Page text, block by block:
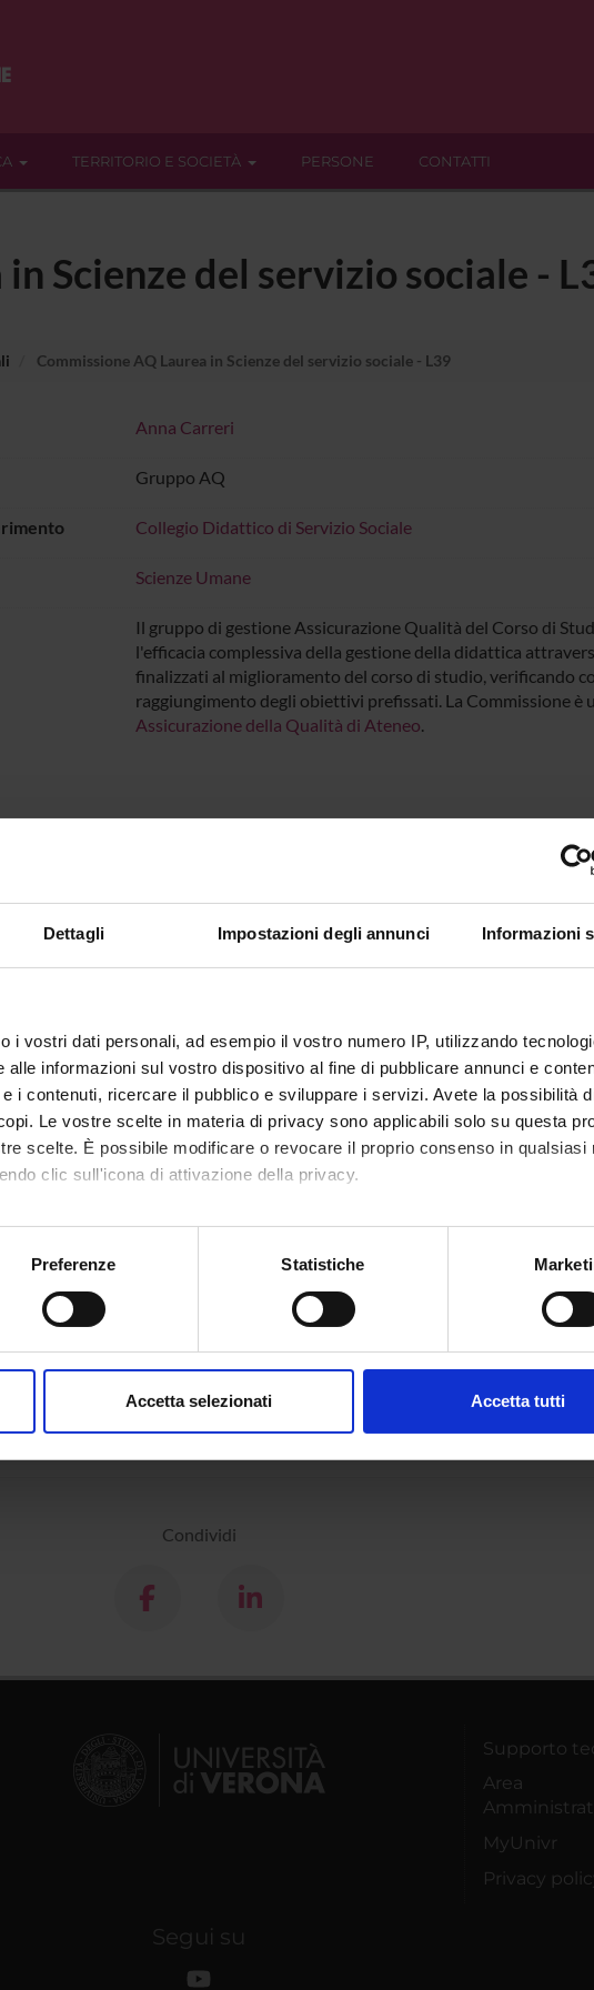
Dettagli Impostazioni degli annunci Informazioni
i vostri dati personali, ad esempio il vostro numero IP, utilizzando
informazioni sul vostro dispositivo al fine di pubblicare annunci e
i contenuti, ricercare il pubblico e sviluppare i servizi. Avete la possibilità
Le vostre scelte in materia di privacy sono applicabili solo su questa
scelte. È possibile modificare o revocare il proprio consenso in qualsiasi
clic sull'icona di attivazione della privacy.
tua posizione geografica, con un'approssimazione di qualche metro,
qualsiasi momento dalla Dichiarazione sui cookie.
Preferenze Statistiche
Accetta selezionati Accetta tutti
TERRITORIO E SOCIETÀ PERSONE CONTATTI
Scienze del servizio sociale -
Commissione AQ Laurea in Scienze del servizio sociale - L39
Anna Carreri
Gruppo AQ
Collegio Didattico di Servizio Sociale
Scienze Umane
Il gruppo di gestione Assicurazione Qualità del Corso di
l'efficacia complessiva della gestione della didattica
finalizzati al miglioramento del corso di studio, verificando
raggiungimento degli obiettivi prefissati. La Commissione è
Assicurazione della Qualità di Ateneo.
Presidente
Componente
Antonella Salvan
Lorenzo Zanotti
Condividi
Supporto
Area
MyUnivr
Privacy
Segui su